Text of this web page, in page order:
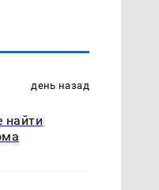
день назад
найти